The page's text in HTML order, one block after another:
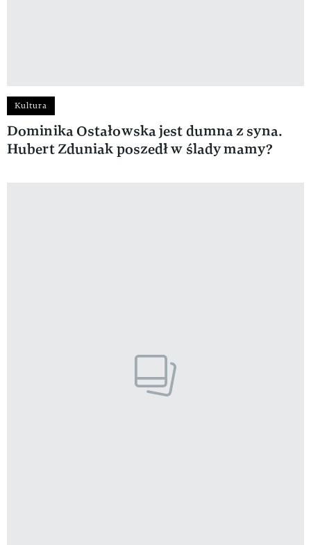
Kultura
Dominika Ostałowska jest dumna z syna.
Hubert Zduniak poszedł w ślady mamy?